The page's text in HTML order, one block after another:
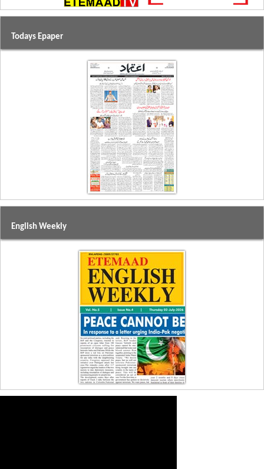
Todays Epaper
English Weekly